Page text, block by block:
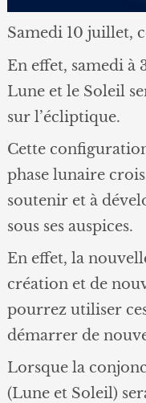
Samedi 10 juillet,
En effet, samedi à
Lune et le Soleil
sur l’écliptique.
Cette
phase lunaire
soutenir et à
sous ses auspices.
En effet, la
création et de
pourrez utiliser
démarrer de
Lorsque la
(Lune et Soleil)